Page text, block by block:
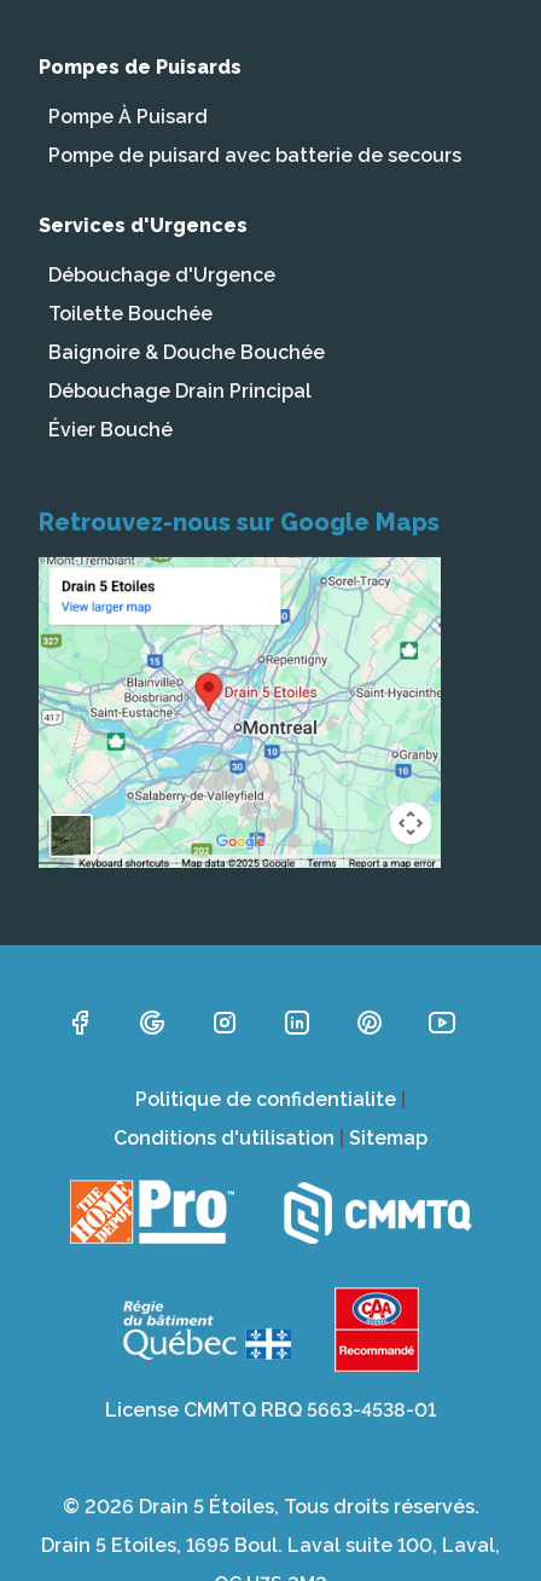
Pompes de Puisards
Pompe À Puisard
Pompe de puisard avec batterie de secours
Services d'Urgences
Débouchage d'Urgence
Toilette Bouchée
Baignoire & Douche Bouchée
Débouchage Drain Principal
Évier Bouché
Retrouvez-nous sur Google Maps
Politique de confidentialite
Conditions d'utilisation
Sitemap
License CMMTQ RBQ 5663-4538-01
© 2026 Drain 5 Étoiles, Tous droits réservés.
Drain 5 Etoiles, 1695 Boul. Laval suite 100, Laval,